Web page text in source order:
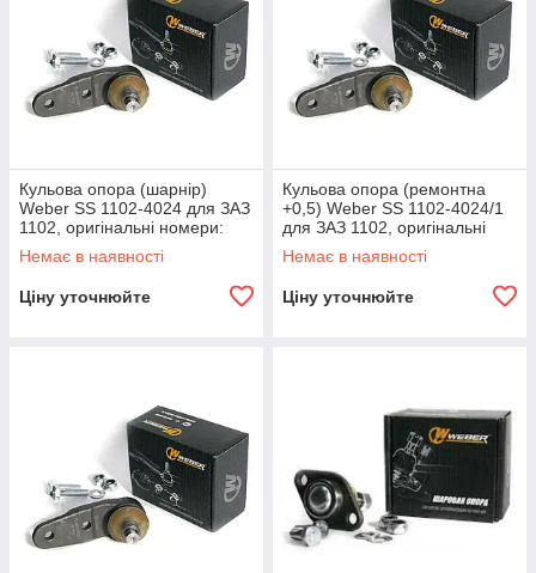
Кульова опора (шарнір)
Weber SS 1102-4024 для ЗАЗ
1102, оригінальні номери:
1102-2304024.
Немає в наявності
Ціну уточнюйте
Кульова опора (ремонтна
+0,5) Weber SS 1102-4024/1
для ЗАЗ 1102, оригінальні
номери: 1102-2304024-05.
Немає в наявності
Ціну уточнюйте